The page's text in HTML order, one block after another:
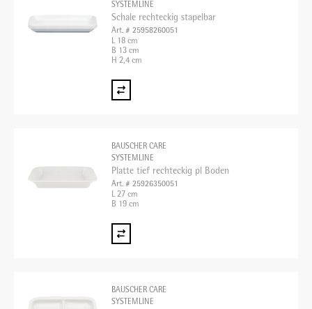
SYSTEMLINE
Schale rechteckig stapelbar
Art. # 25958260051
L 18 cm
B 13 cm
H 2,4 cm
BAUSCHER CARE
SYSTEMLINE
Platte tief rechteckig pl Boden
Art. # 25926350051
L 27 cm
B 19 cm
BAUSCHER CARE
SYSTEMLINE